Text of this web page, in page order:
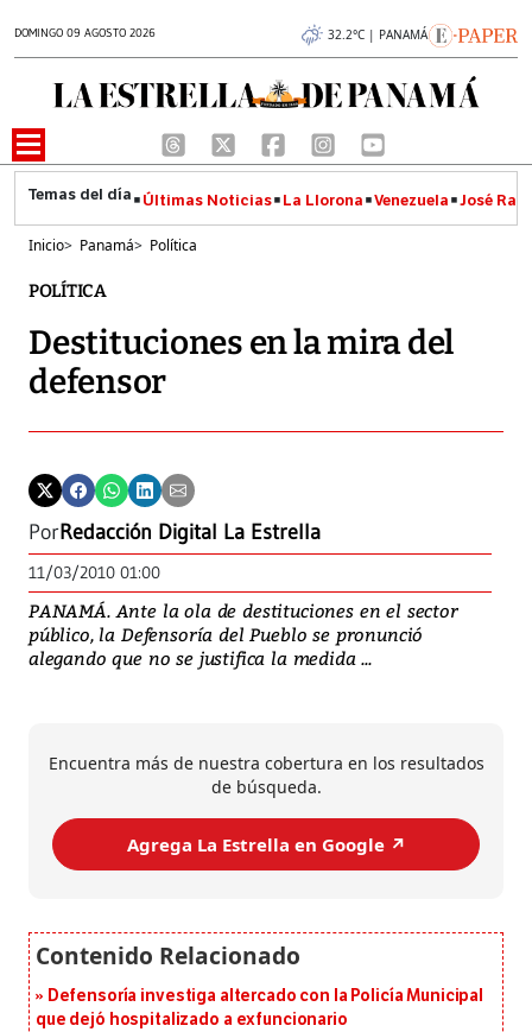
DOMINGO 09 AGOSTO 2026 32.2°C | PANAMÁ
Últimas Noticias La Llorona Venezuela José
Inicio> Panamá> Política
POLÍTICA
Destituciones en la mira del
defensor
PorRedacción Digital La Estrella
11/03/2010 01:00
PANAMÁ. Ante la ola de destituciones en el sector
público, la Defensoría del Pueblo se pronunció
alegando que no se justifica la medida ...
Encuentra más de nuestra cobertura en los resultados
de búsqueda.
Agrega La Estrella en Google ↗️
Defensoría investiga altercado con la Policía Municipal
que dejó hospitalizado a exfuncionario